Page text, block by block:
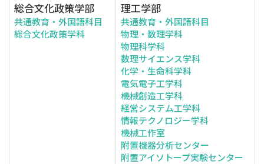
総合文化政策学部
共通教育・外国語科目
総合文化政策学科
理工学部
共通教育・外国語科目
物理・数理学科
物理科学科
数理サイエンス学科
化学・生命科学科
電気電子工学科
機械創造工学科
経営システム工学科
情報テクノロジー学科
機械工作室
附置機器分析センター
附置アイソトープ実験センター